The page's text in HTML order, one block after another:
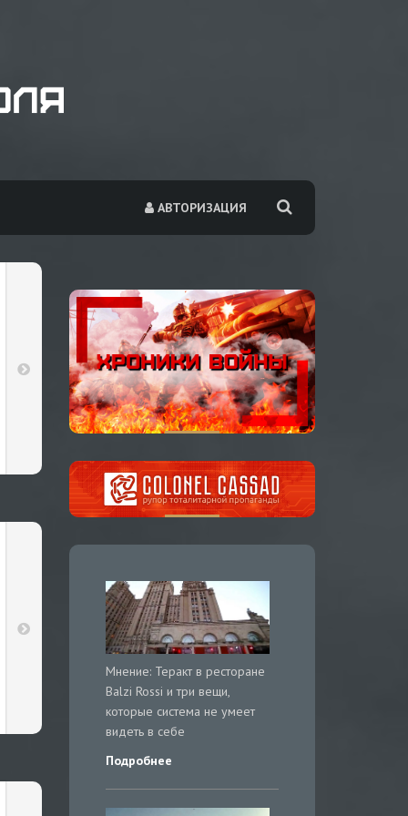
АВТОРИЗАЦИЯ
Мнение: Теракт в ресторане
Balzi Rossi и три вещи,
которые система не умеет
видеть в себе
Подробнее